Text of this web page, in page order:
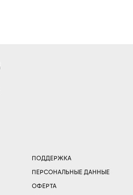
ПОДДЕРЖКА
ПЕРСОНАЛЬНЫЕ ДАННЫЕ
ОФЕРТА